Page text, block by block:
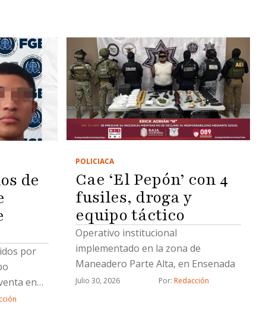
de
por
en
la
POLICIACA
Cae ‘El Pepón’ con 4
fusiles, droga y
equipo táctico
Operativo institucional
implementado en la zona de
Maneadero Parte Alta, en Ensenada
Julio 30, 2026 Por: Redacción